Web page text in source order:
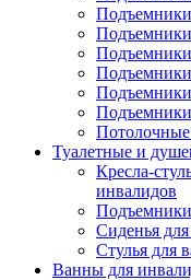
Подъемники
Подъемники
Туалетные и
Кресла-
инвалидов
Сиденья
Стулья для
Ванны для